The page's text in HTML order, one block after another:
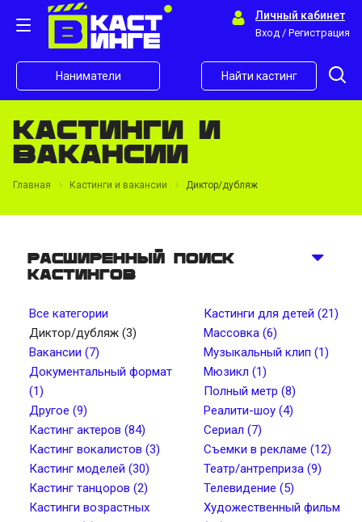
Личный кабинет
Вход / Регистрация
Наниматели Найти кастинг
Кастинги и
вакансии
Главная Кастинги и вакансии Диктор/дубляж
Расширенный поиск
кастингов
Все категории
Диктор/дубляж (3)
Вакансии (7)
Документальный формат
(1)
Другое (9)
Кастинг актеров (84)
Кастинг вокалистов (3)
Кастинг моделей (30)
Кастинг танцоров (2)
Кастинги возрастных
Кастинги для детей (21)
Массовка (6)
Музыкальный клип (1)
Мюзикл (1)
Полный метр (8)
Реалити-шоу (4)
Сериал (7)
Съемки в рекламе (12)
Театр/антреприза (9)
Телевидение (5)
Художественный фильм